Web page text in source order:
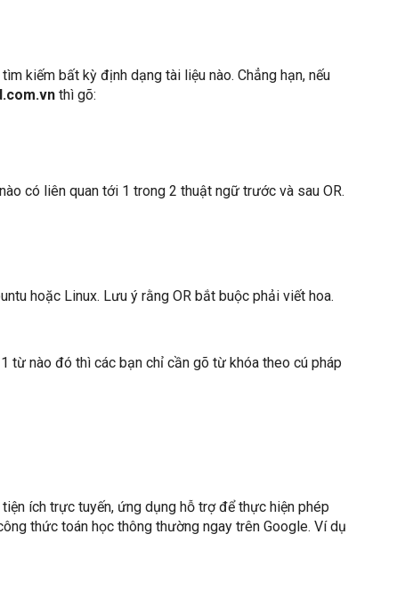
kiếm bất kỳ định dạng tài liệu nào. Chẳng hạn, nếu
thì gõ:
có liên quan tới 1 trong 2 thuật ngữ trước và sau OR.
hoặc Linux. Lưu ý rằng OR bắt buộc phải viết hoa.
từ nào đó thì các bạn chỉ cần gõ từ khóa theo cú pháp
ích trực tuyến, ứng dụng hỗ trợ để thực hiện phép
thức toán học thông thường ngay trên Google. Ví dụ